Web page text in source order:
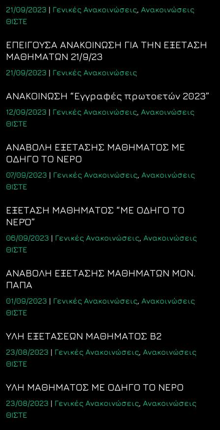
21/09/2023 | Γενικές Ανακοινώσεις, Ανακοινώσεις
ΘΙΣΤΕ
ΕΠΕΙΓΟΥΣΑ ΑΝΑΚΟΙΝΩΣΗ ΓΙΑ ΤΗΝ ΕΞΕΤΑΣΗ
ΜΑΘΗΜΑΤΩΝ 21/9/23
21/09/2023 | Γενικές Ανακοινώσεις
ANAKOINΩΣΗ “Εγγραφές πρωτοετών 2023”
12/09/2023 | Γενικές Ανακοινώσεις, Ανακοινώσεις
ΘΙΣΤΕ
ΑΝΑΒΟΛΗ ΕΞΕΤΑΣΗΣ ΜΑΘΗΜΑΤΟΣ ΜΕ
ΟΔΗΓΟ ΤΟ ΝΕΡΟ
07/09/2023 | Γενικές Ανακοινώσεις, Ανακοινώσεις
ΘΙΣΤΕ
ΕΞΕΤΑΣΗ ΜΑΘΗΜΑΤΟΣ “ΜΕ ΟΔΗΓΟ ΤΟ
ΝΕΡΌ”
06/09/2023 | Γενικές Ανακοινώσεις, Ανακοινώσεις
ΘΙΣΤΕ
ΑΝΑΒΟΛΗ ΕΞΕΤΑΣΗΣ ΜΑΘΗΜΑΤΩΝ ΜΟΝ.
ΠΑΠΑ
01/09/2023 | Γενικές Ανακοινώσεις, Ανακοινώσεις
ΘΙΣΤΕ
ΥΛΗ ΕΞΕΤΑΣΕΩΝ ΜΑΘΗΜΑΤΟΣ Β2
23/08/2023 | Γενικές Ανακοινώσεις, Ανακοινώσεις
ΘΙΣΤΕ
ΥΛΗ ΜΑΘΗΜΑΤΟΣ ΜΕ ΟΔΗΓΟ ΤΟ ΝΕΡΟ
23/08/2023 | Γενικές Ανακοινώσεις, Ανακοινώσεις
ΘΙΣΤΕ